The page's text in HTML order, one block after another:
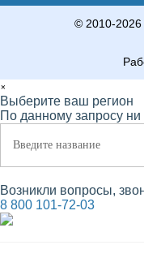
© 2010-
×
Выберите ваш регион
По данному запросу
Возникли вопросы,
8 800 101-72-03